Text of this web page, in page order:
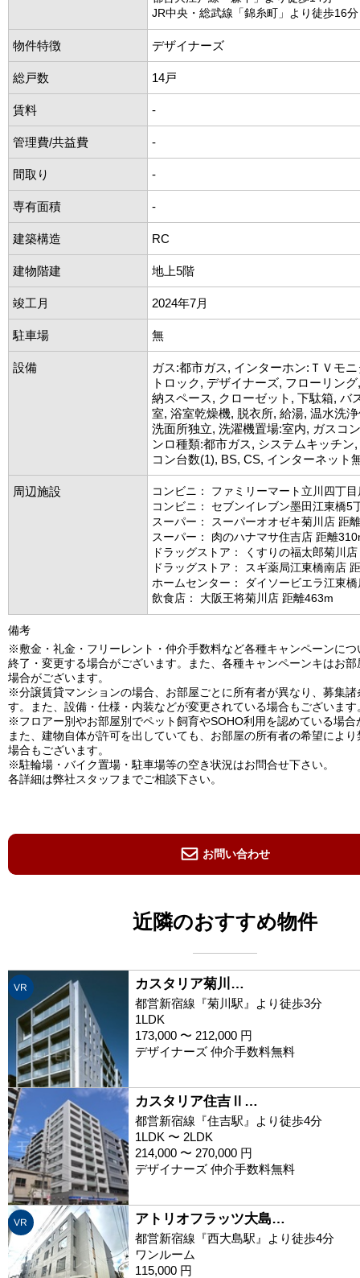
JR中央・総武線「錦糸町」より徒歩16分
物件特徴 デザイナーズ
総戸数 14戸
賃料 -
管理費/共益費 -
間取り -
専有面積 -
建築構造 RC
建物階建 地上5階
竣工月 2024年7月
駐車場 無
設備
ガス:都市ガス, インターホン:ＴＶモ
トロック, デザイナーズ, フローリン
納スペース, クローゼット, 下駄箱, バ
室, 浴室乾燥機, 脱衣所, 給湯, 温水洗
洗面所独立, 洗濯機置場:室内, ガスコ
ンロ種類:都市ガス, システムキッチン
コン台数(1), BS, CS, インターネット
周辺施設
コンビニ： ファミリーマート立川四丁
コンビニ： セブンイレブン墨田江東橋5
スーパー： スーパーオオゼキ菊川店 距
スーパー： 肉のハナマサ住吉店 距離
ドラッグストア： くすりの福太郎菊川
ドラッグストア： スギ薬局江東橋南店
ホームセンター： ダイソービエラ江東
飲食店： 大阪王将菊川店 距離463m
備考
※敷金・礼金・フリーレント・仲介手数料など各種キャンペーンにつ
終了・変更する場合がございます。また、各種キャンペーンキはお
場合がございます。
※分譲賃貸マンションの場合、お部屋ごとに所有者が異なり、募集諸
す。また、設備・仕様・内装などが変更されている場合もございます
※フロアー別やお部屋別でペット飼育やSOHO利用を認めている場合
また、建物自体が許可を出していても、お部屋の所有者の希望によ
場合もございます。
※駐輪場・バイク置場・駐車場等の空き状況はお問合せ下さい。
各詳細は弊社スタッフまでご相談下さい。
お問い合わせ
近隣のおすすめ物件
VR カスタリア菊川…
都営新宿線『菊川駅』より徒歩3分
1LDK
173,000 〜 212,000 円
デザイナーズ 仲介手数料無料
カスタリア住吉Ⅱ…
都営新宿線『住吉駅』より徒歩4分
1LDK 〜 2LDK
214,000 〜 270,000 円
デザイナーズ 仲介手数料無料
VR アトリオフラッツ大島…
都営新宿線『西大島駅』より徒歩4分
ワンルーム
115,000 円